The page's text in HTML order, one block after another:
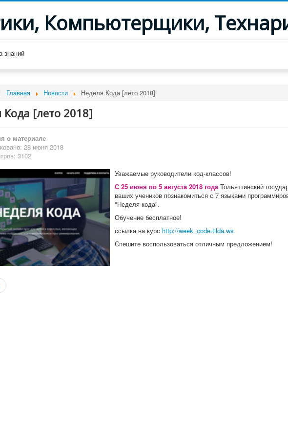
Компьютерщики,
знаний
Главная Новости Неделя Кода [лето 2018]
Кода [лето 2018]
о материале
28 июня 2018
3102
Уважаемые руководители код-классов!
С 25 июня по 5 августа 2018 годаТольяттинский
ваших учеников познакомиться с 7 языками
"Неделя кода".
Обучение бесплатное!
ссылка на курс http://week_code.tilda.ws
Спешите воспользоваться отличным предложением!